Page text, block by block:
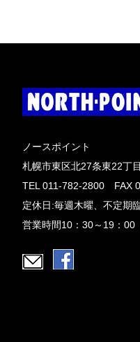
ノースポイント
札幌市東区北27条東22丁
TEL 011-782-2800 FAX
定休日:毎週木曜、不定期
営業時間10：30～19：00